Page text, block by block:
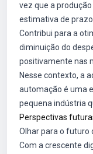
vez que a
estimativa de
Contribui para a
diminuição do
positivamente nas
Nesse contexto, a
automação é uma
pequena indústria
Perspectivas
Olhar para o futuro
Com a crescente